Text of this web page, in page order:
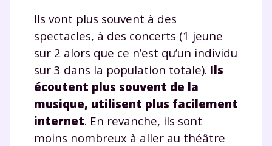
Ils vont plus souvent à des
spectacles, à des concerts (1 jeune
sur 2 alors que ce n’est qu’un individu
sur 3 dans la population totale). Ils
écoutent plus souvent de la
musique, utilisent plus facilement
internet. En revanche, ils sont
moins nombreux à aller au théâtre